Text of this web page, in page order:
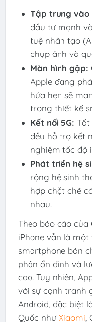
Tập trung vào
đầu tư mạnh
tuệ nhân tạo
chụp ảnh và
Màn hình gập:
Apple đang
hứa hẹn sẽ
trong thiết kế
Kết nối 5G: Tất
đều hỗ trợ kết
nghiệm tốc độ
Phát triển hệ
rộng hệ sinh
hợp chặt chẽ
nhau.
Theo báo cáo của
iPhone vẫn là
smartphone bán
phần ổn định và
cao. Tuy nhiên,
với sự cạnh tranh
Android, đặc biệt
Quốc nhưXiaomi